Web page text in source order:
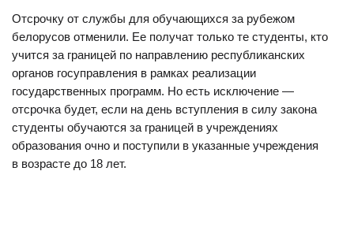
Отсрочку от службы для обучающихся за рубежом
белорусов отменили. Ее получат только те студенты, кто
учится за границей по направлению республиканских
органов госуправления в рамках реализации
государственных программ. Но есть исключение —
отсрочка будет, если на день вступления в силу закона
студенты обучаются за границей в учреждениях
образования очно и поступили в указанные учреждения
в возрасте до 18 лет.